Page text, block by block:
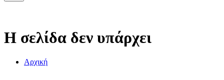
Η σελίδα δεν υπάρχει
Αρχική